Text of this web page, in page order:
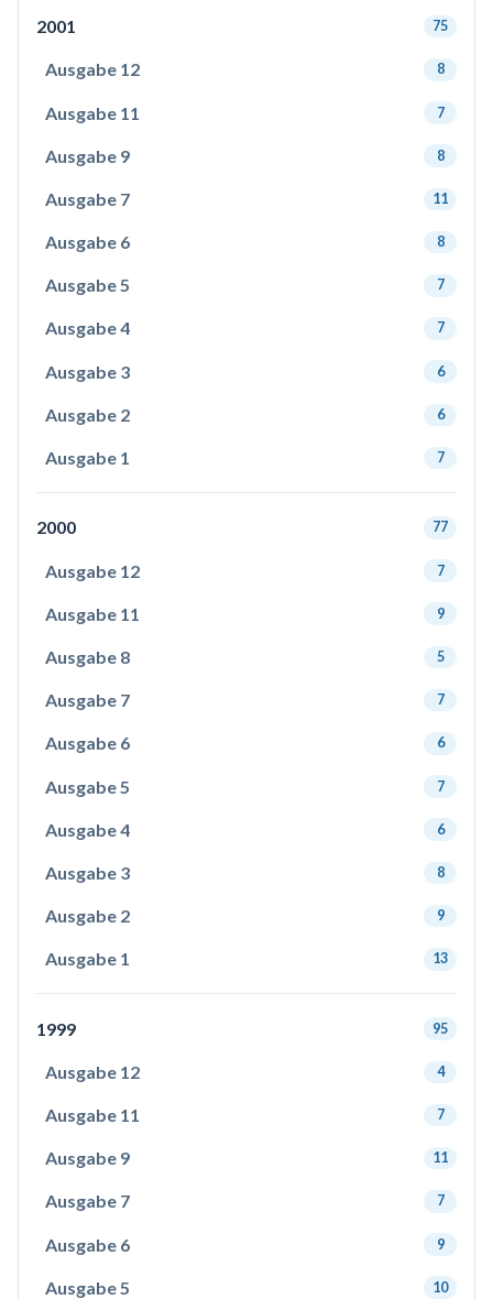
2001 75
Ausgabe 12 8
Ausgabe 11 7
Ausgabe 9 8
Ausgabe 7 11
Ausgabe 6 8
Ausgabe 5 7
Ausgabe 4 7
Ausgabe 3 6
Ausgabe 2 6
Ausgabe 1 7
2000 77
Ausgabe 12 7
Ausgabe 11 9
Ausgabe 8 5
Ausgabe 7 7
Ausgabe 6 6
Ausgabe 5 7
Ausgabe 4 6
Ausgabe 3 8
Ausgabe 2 9
Ausgabe 1 13
1999 95
Ausgabe 12 4
Ausgabe 11 7
Ausgabe 9 11
Ausgabe 7 7
Ausgabe 6 9
Ausgabe 5 10